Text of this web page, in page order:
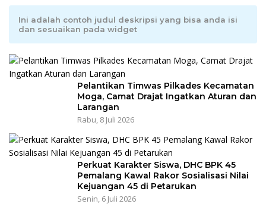
Ini adalah contoh judul deskripsi yang bisa anda isi
dan sesuaikan pada widget
Pelantikan Timwas Pilkades Kecamatan
Moga, Camat Drajat Ingatkan Aturan dan
Larangan
Rabu, 8 Juli 2026
Perkuat Karakter Siswa, DHC BPK 45
Pemalang Kawal Rakor Sosialisasi Nilai
Kejuangan 45 di Petarukan
Senin, 6 Juli 2026